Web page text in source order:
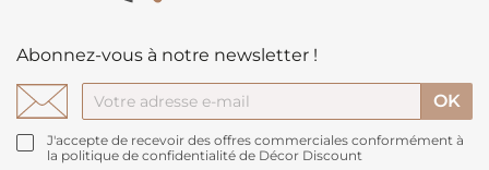
Abonnez-vous à notre newsletter !
J'accepte de recevoir des offres commerciales conformément à
la politique de confidentialité de Décor Discount